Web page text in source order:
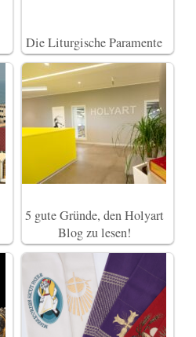
Die Liturgische Paramente
5 gute Gründe, den Holyart
Blog zu lesen!